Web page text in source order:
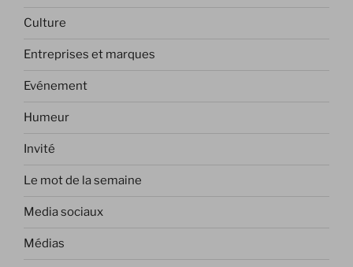
Culture
Entreprises et marques
Evénement
Humeur
Invité
Le mot de la semaine
Media sociaux
Médias